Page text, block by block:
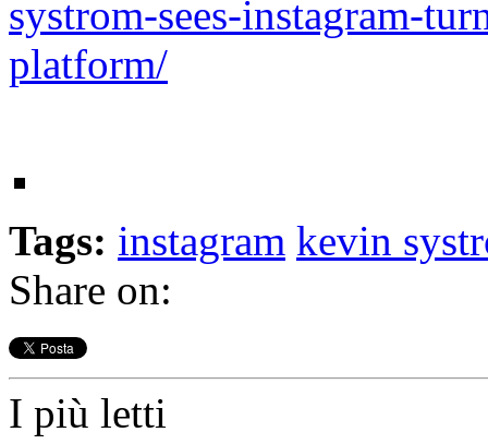
systrom-sees-instagram-
platform/
Tags: instagram kevin
Share on:
I più letti